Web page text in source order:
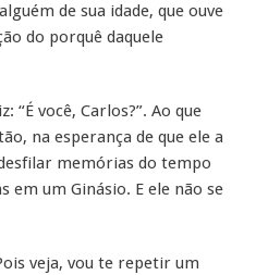
de sua idade, que ouve
do porquê daquele
“É você, Carlos?”. Ao que
na esperança de que ele a
memórias do tempo
em um Ginásio. E ele não se
veja, vou te repetir um